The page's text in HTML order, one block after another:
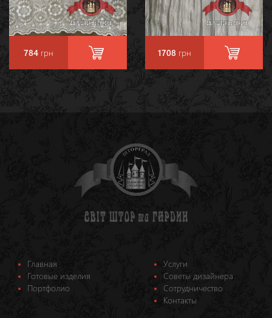
784 грн 1708 грн
Главная
Готовые изделия
Портфолио
Услуги
Советы дизайнера
Сотрудничество
Контакты